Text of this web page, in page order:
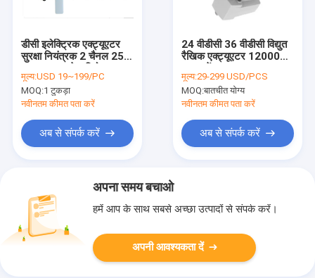
डीसी इलेक्ट्रिक एक्ट्यूएटर
सुरक्षा नियंत्रक 2 चैनल 25A
कंट्रोल
मूल्य:USD 19~199/PC
MOQ:1 टुकड़ा
नवीनतम कीमत पता करें
अब से संपर्क करें
24 वीडीसी 36 वीडीसी विद्युत
रैखिक एक्ट्यूएटर 12000N
मूल्य:29-299 USD/PCS
MOQ:बातचीत योग्य
नवीनतम कीमत पता करें
अब से संपर्क करें
अपना समय बचाओ
हमें आप के साथ सबसे अच्छा उत्पादों से संपर्क करें।
अपनी आवश्यकता दें